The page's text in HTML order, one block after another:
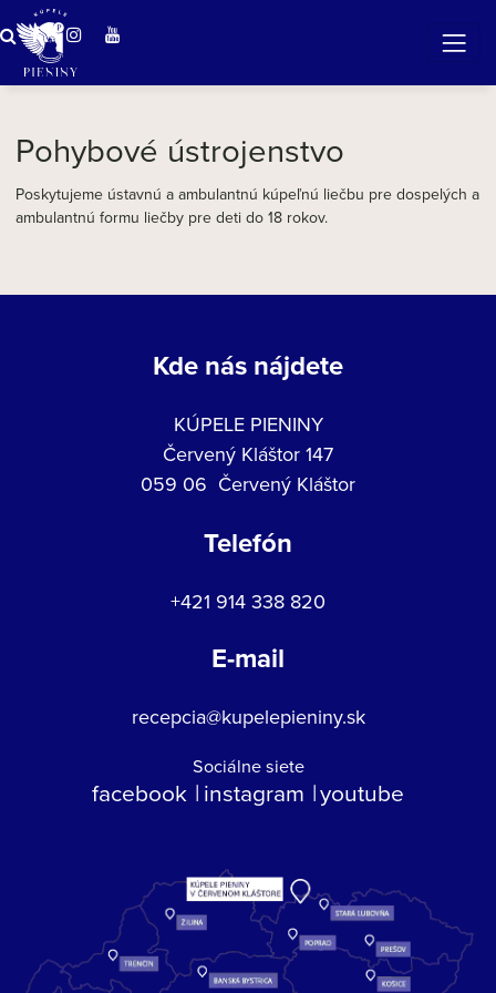
Pohybové ústrojenstvo
Poskytujeme ústavnú a ambulantnú kúpeľnú liečbu pre dospelých a
ambulantnú formu liečby pre deti do 18 rokov.
Kde nás nájdete
KÚPELE PIENINY
Červený Kláštor 147
059 06 Červený Kláštor
Telefón
+421 914 338 820
E-mail
recepcia@kupelepieniny.sk
Sociálne siete
facebook instagram youtube